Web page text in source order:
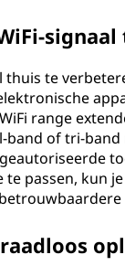
thuis te
range
band of tri-
te passen, kun